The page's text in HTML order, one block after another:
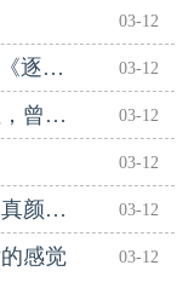
03-12
《逐玉》OST全阵容官宣！张远献唱《逐玉》被赞拿捏古风OST 03-12
闫学晶多个平台账号已解除禁止关注，曾因直播中“哭穷”言论引发争议 03-12
03-12
张凌赫田曦薇直拍生图直出，这才是真颜值天花板 03-12
感觉 03-12